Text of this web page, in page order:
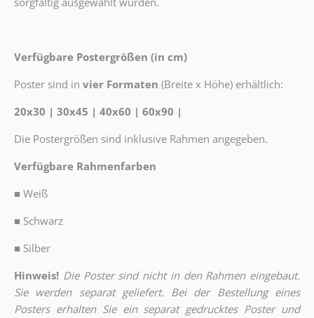
Verfügbare Postergrößen (in cm)
Poster sind in vier Formaten (Breite x Höhe) erhältlich:
20x30 | 30x45 | 40x60 | 60x90 |
Die Postergrößen sind inklusive Rahmen angegeben.
Verfügbare Rahmenfarben
■ Weiß
■ Schwarz
■ Silber
Hinweis! Die Poster sind nicht in den Rahmen eingebaut.
Sie werden separat geliefert. Bei der Bestellung eines
Posters erhalten Sie ein separat gedrucktes Poster und